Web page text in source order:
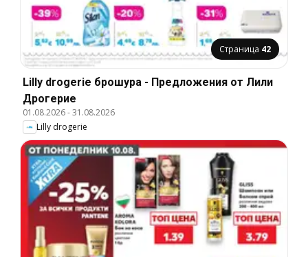
Страница 42
Lilly drogerie брошура - Предложения от Лили
Дрогерие
01.08.2026-31.08.2026
Lilly drogerie